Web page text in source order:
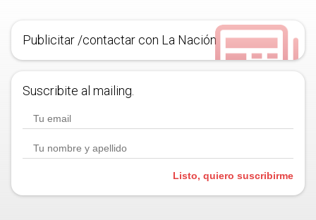
Publicitar /contactar con La Nación
Suscribite al mailing.
Listo, quiero suscribirme